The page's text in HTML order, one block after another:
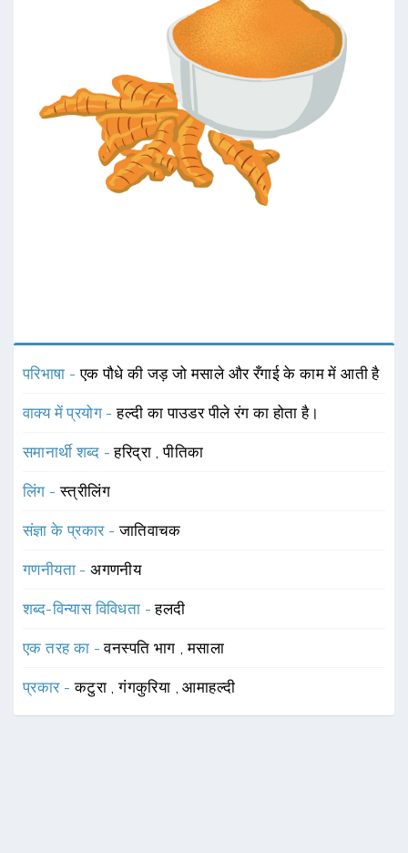
परिभाषा -एक पौधे की जड़ जो मसाले और रँगाई के काम में आती है
वाक्य में प्रयोग -हल्दी का पाउडर पीले रंग का होता है।
समानार्थी शब्द -हरिद्रा ,पीतिका
लिंग -स्त्रीलिंग
संज्ञा के प्रकार -जातिवाचक
गणनीयता -अगणनीय
शब्द-विन्यास विविधता -हलदी
एक तरह का -वनस्पति भाग ,मसाला
प्रकार -कटुरा ,गंगकुरिया ,आमाहल्दी